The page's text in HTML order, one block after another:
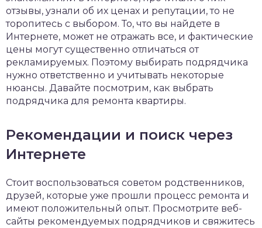
отзывы, узнали об их ценах и репутации, то не
торопитесь с выбором. То, что вы найдете в
Интернете, может не отражать все, и фактические
цены могут существенно отличаться от
рекламируемых. Поэтому выбирать подрядчика
нужно ответственно и учитывать некоторые
нюансы. Давайте посмотрим, как выбрать
подрядчика для ремонта квартиры.
Рекомендации и поиск через
Интернете
Стоит воспользоваться советом родственников,
друзей, которые уже прошли процесс ремонта и
имеют положительный опыт. Просмотрите веб-
сайты рекомендуемых подрядчиков и свяжитесь